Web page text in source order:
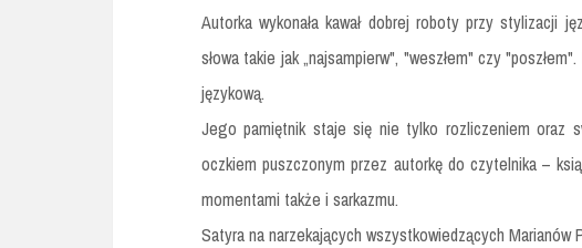
Autorka wykonała kawał dobrej roboty przy stylizacji
słowa takie jak „najsampierw", "weszłem" czy
językową.
Jego pamiętnik staje się nie tylko rozliczeniem oraz
oczkiem puszczonym przez autorkę do czytelnika –
momentami także i sarkazmu.
Satyra na narzekających wszystkowiedzących Marianów